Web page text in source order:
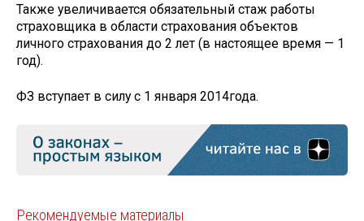
Также увеличивается обязательный стаж работы
страховщика в области страхования объектов
личного страхования до 2 лет (в настоящее время — 1
год).
ФЗ вступает в силу с 1 января 2014года.
Рекомендуемые материалы